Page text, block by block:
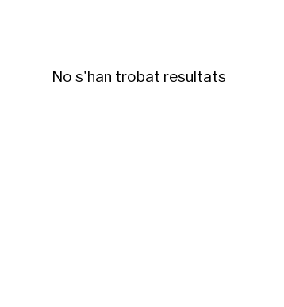
No s'han trobat resultats